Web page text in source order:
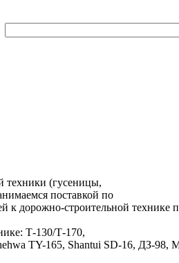
техники (гусеницы,
поставкой по
к дорожно-строительной
Т-130/Т-170,
TY-165, Shantui SD-16, ДЗ-